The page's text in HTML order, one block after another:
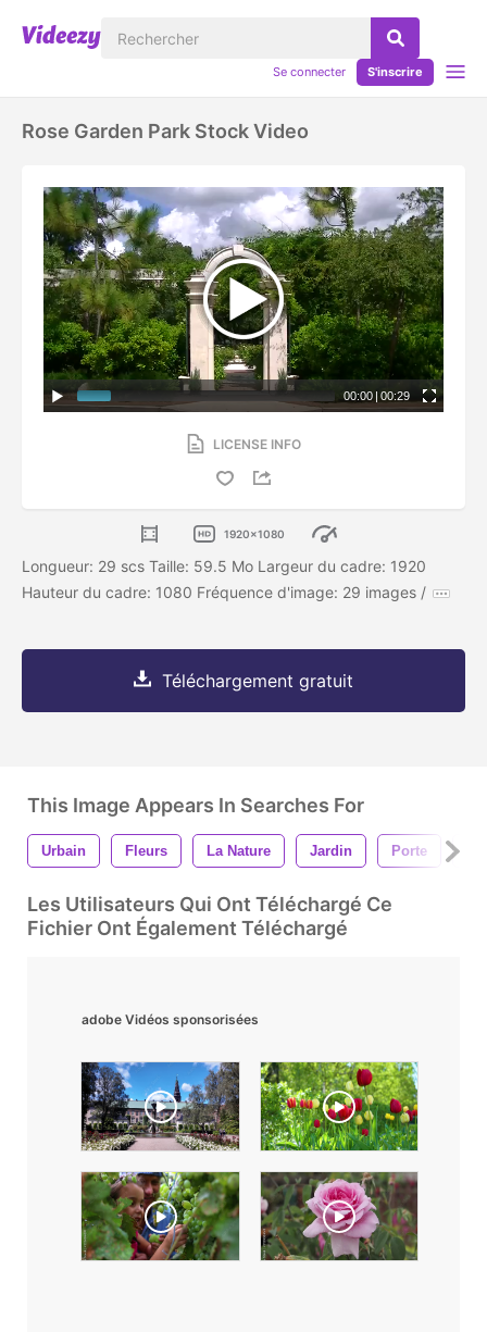
Se connecter S'inscrire
Rose Garden Park Stock Video
00:00 | 00:29
LICENSE INFO
1920x1080
Longueur: 29 scs Taille: 59.5 Mo Largeur du cadre: 1920
Hauteur du cadre: 1080 Fréquence d'image: 29 images /
Téléchargement gratuit
This Image Appears In Searches For
Urbain Fleurs La Nature Jardin Porte
Les Utilisateurs Qui Ont Téléchargé Ce
Fichier Ont Également Téléchargé
adobe Vidéos sponsorisées